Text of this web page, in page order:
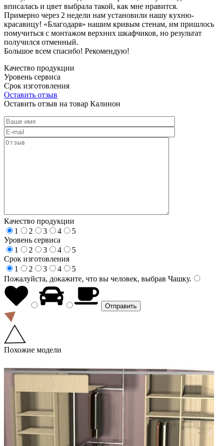
вписалась и цвет выбрала такой, как мне нравится.
Примерно через 2 недели нам установили нашу кухню-
красавицу! «Благодаря» нашим кривым стенам, им пришлось
помучиться с монтажом верхних шкафчиков, но результат
получился отменный.
Большое всем спасибо! Рекомендую!
Качество продукции
Уровень сервиса
Срок изготовления
Оставить отзыв
Оставить отзыв на товар Калинон
Качество продукции
1
2 3 4
5
Уровень сервиса
1
2 3 4
5
Срок изготовления
1
2 3 4
5
Пожалуйста, докажите, что вы человек, выбрав Чашку.
Похожие модели